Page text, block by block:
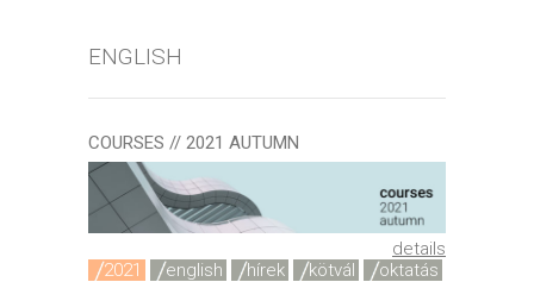
ENGLISH
COURSES // 2021 AUTUMN
details
2021
english hírek kötvál
oktatás